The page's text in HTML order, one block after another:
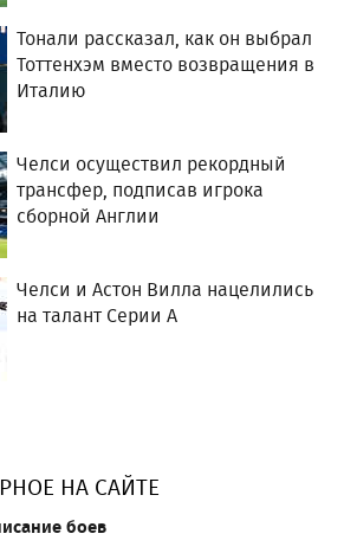
Тонали рассказал, как он выбрал
Тоттенхэм вместо возвращения в
Италию
Челси осуществил рекордный
трансфер, подписав игрока
сборной Англии
Челси и Астон Вилла нацелились
на талант Серии А
НА САЙТЕ
боев